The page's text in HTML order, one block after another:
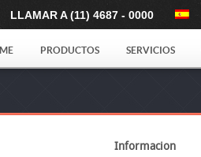
LLAMAR A (11) 4687 - 0000
PRODUCTOS SERVICIOS
Informacion